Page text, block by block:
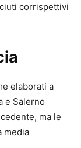
corrispettivi
elaborati a
e Salerno
ma le
media